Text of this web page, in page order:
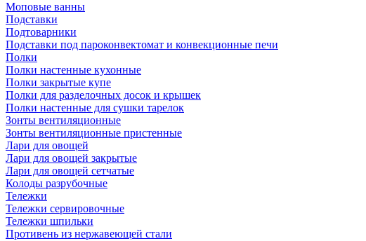
Моповые ванны
Подставки
Подтоварники
Подставки под пароконвектомат и конвекционные печи
Полки
Полки настенные кухонные
Полки закрытые купе
Полки для разделочных досок и крышек
Полки настенные для сушки тарелок
Зонты вентиляционные
Зонты вентиляционные пристенные
Лари для овощей
Лари для овощей закрытые
Лари для овощей сетчатые
Колоды разрубочные
Тележки
Тележки сервировочные
Тележки шпильки
Противень из нержавеющей стали